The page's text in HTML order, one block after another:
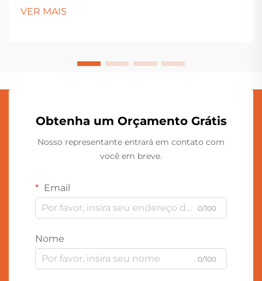
almofadas de pelúcia personalizadas surgiram como
VER MAIS
Obtenha um Orçamento Grátis
Nosso representante entrará em contato com
você em breve.
Email
0/100
Nome
0/100